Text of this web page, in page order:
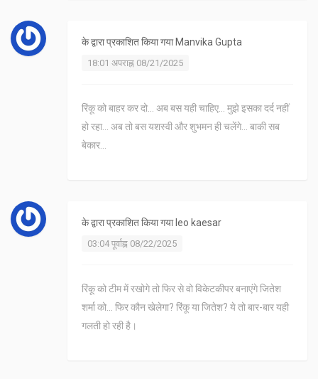
के द्वारा प्रकाशित किया गया Manvika Gupta
18:01 अपराह्न 08/21/2025
रिंकू को बाहर कर दो... अब बस यही चाहिए... मुझे इसका दर्द नहीं
हो रहा... अब तो बस यशस्वी और शुभमन ही चलेंगे... बाकी सब
बेकार...
के द्वारा प्रकाशित किया गया leo kaesar
03:04 पूर्वाह्न 08/22/2025
रिंकू को टीम में रखोगे तो फिर से वो विकेटकीपर बनाएंगे जितेश
शर्मा को... फिर कौन खेलेगा? रिंकू या जितेश? ये तो बार-बार यही
गलती हो रही है।